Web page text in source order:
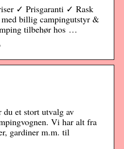
✓ Prisgaranti ✓ Rask
billig campingutstyr &
tilbehør hos …
et stort utvalg av
Vi har alt fra
gardiner m.m. til